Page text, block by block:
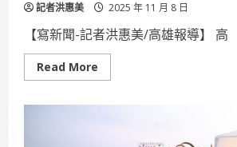
記者洪惠美 2025 年 11 月 8 日
【寫新聞-記者洪惠美/高雄報導】 高
Read More
more